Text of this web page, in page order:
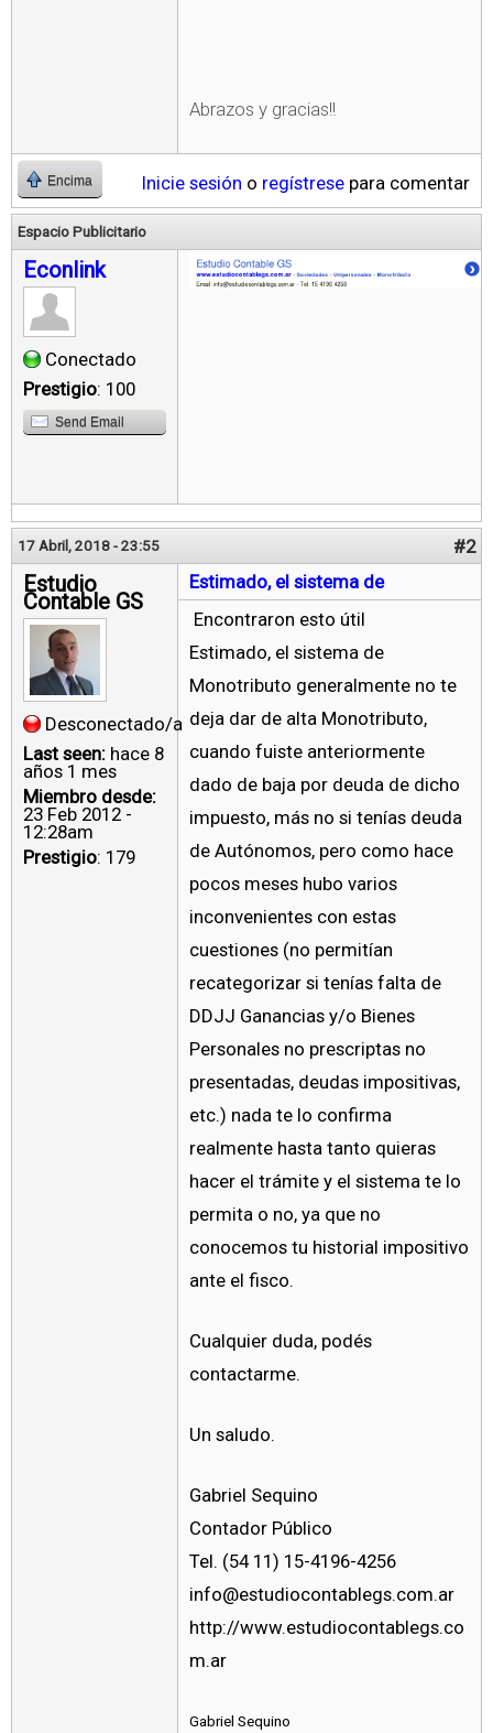
Abrazos y gracias!!
Encima Inicie sesión o regístrese para comentar
Espacio Publicitario
Econlink
Conectado
Prestigio: 100
Send Email
17 Abril, 2018 - 23:55 #2
Estudio
Contable GS
Desconectado/a
Last seen: hace 8
años 1 mes
Miembro desde:
23 Feb 2012 -
12:28am
Prestigio: 179
Estimado, el sistema de
Encontraron esto útil
Estimado, el sistema de
Monotributo generalmente no te
deja dar de alta Monotributo,
cuando fuiste anteriormente
dado de baja por deuda de dicho
impuesto, más no si tenías deuda
de Autónomos, pero como hace
pocos meses hubo varios
inconvenientes con estas
cuestiones (no permitían
recategorizar si tenías falta de
DDJJ Ganancias y/o Bienes
Personales no prescriptas no
presentadas, deudas impositivas,
etc.) nada te lo confirma
realmente hasta tanto quieras
hacer el trámite y el sistema te lo
permita o no, ya que no
conocemos tu historial impositivo
ante el fisco.
Cualquier duda, podés
contactarme.
Un saludo.
Gabriel Sequino
Contador Público
Tel. (54 11) 15-4196-4256
info@estudiocontablegs.com.ar
http://www.estudiocontablegs.co
m.ar
Gabriel Sequino